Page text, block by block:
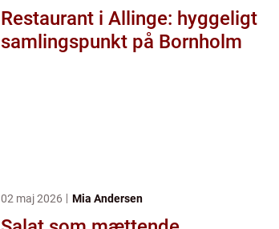
Restaurant i Allinge: hyggeligt
samlingspunkt på Bornholm
02 maj 2026 Mia Andersen